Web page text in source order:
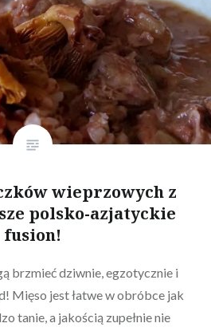
wieprzowych z
polsko-azjatyckie
fusion!
brzmieć dziwnie, egzotycznie i
Mięso jest łatwe w obróbce jak
tanie, a jakością zupełnie nie